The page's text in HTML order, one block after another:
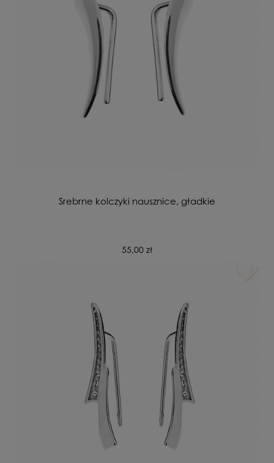
Srebrne kolczyki nausznice, gładkie
55,00 zł